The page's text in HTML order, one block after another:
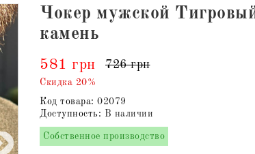
Чокер мужской
камень
581 грн 726 грн
Скидка 20%
Код товара: 02079
Доступность: В наличии
Собственное производство